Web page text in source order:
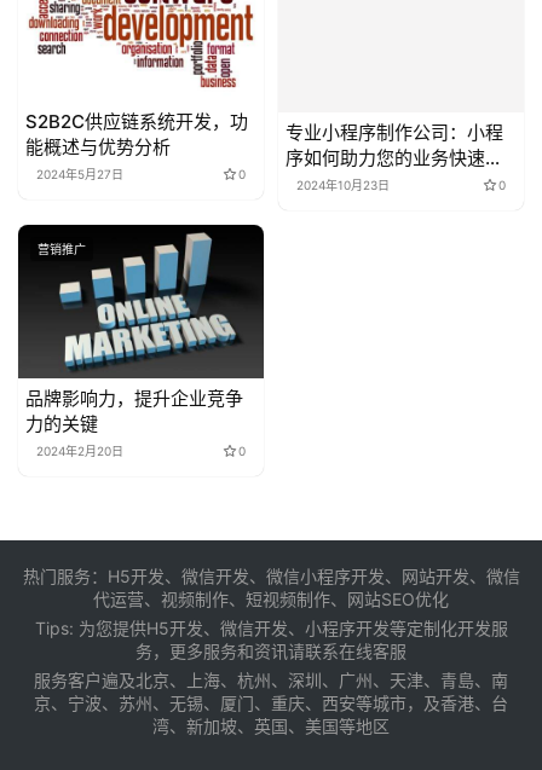
S2B2C供应链系统开发，功
能概述与优势分析
专业小程序制作公司：小程
序如何助力您的业务快速上
线并实现增长
品牌影响力，提升企业竞争
力的关键
热门服务：H5开发、微信开发、微信小程序开发、网站开发、微信
代运营、视频制作、短视频制作、网站SEO优化
Tips: 为您提供H5开发、 微信开发、 小程序开发等定制化开发服
务，更多服务和资讯请联系在线客服
服务客户遍及北京、 上海、 杭州、 深圳、 广州、 天津、 青島、 南
京、 宁波、 苏州、 无锡、 厦门、 重庆、 西安等城市，及香港、 台
湾、 新加坡、英国、美国等地区